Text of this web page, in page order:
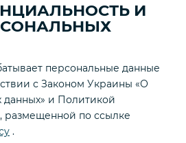
И
персональные данные
с Законом Украины «О
данных» и Политикой
размещенной по ссылке
.